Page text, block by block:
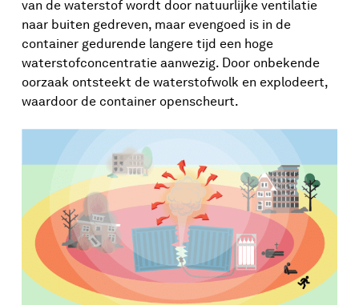
van de waterstof wordt door natuurlijke ventilatie
naar buiten gedreven, maar evengoed is in de
container gedurende langere tijd een hoge
waterstofconcentratie aanwezig. Door onbekende
oorzaak ontsteekt de waterstofwolk en explodeert,
waardoor de container openscheurt.